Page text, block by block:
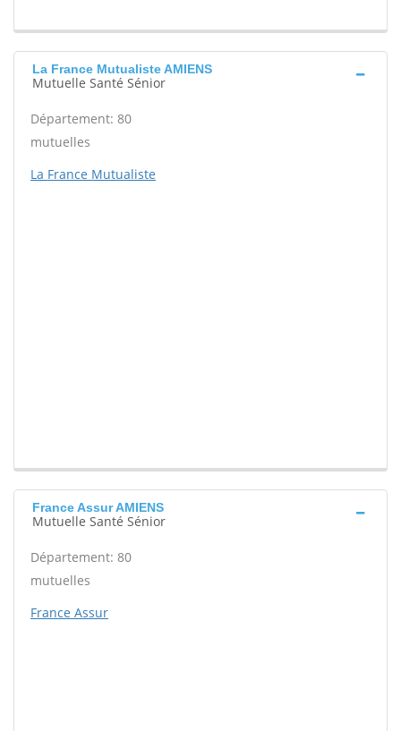
La France Mutualiste AMIENS
Mutuelle Santé Sénior
Département: 80
mutuelles
La France Mutualiste
France Assur AMIENS
Mutuelle Santé Sénior
Département: 80
mutuelles
France Assur